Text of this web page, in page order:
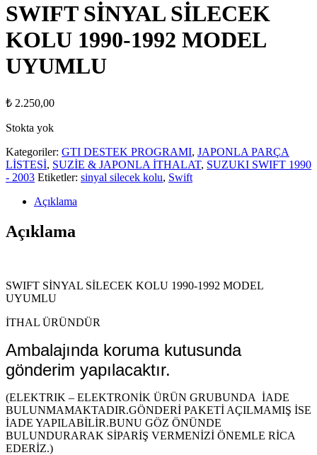
SWIFT SİNYAL SİLECEK
KOLU 1990-1992 MODEL
UYUMLU
₺ 2.250,00
Stokta yok
Kategoriler: GTI DESTEK PROGRAMI, JAPONLA PARÇA
LİSTESİ, SUZİE & JAPONLA İTHALAT, SUZUKI SWIFT 1990
- 2003 Etiketler: sinyal silecek kolu, Swift
Açıklama
Açıklama
SWIFT SİNYAL SİLECEK KOLU 1990-1992 MODEL
UYUMLU
İTHAL ÜRÜNDÜR
Ambalajında koruma kutusunda
gönderim yapılacaktır.
(ELEKTRIK – ELEKTRONİK ÜRÜN GRUBUNDA İADE
BULUNMAMAKTADIR.GÖNDERİ PAKETİ AÇILMAMIŞ İSE
İADE YAPILABİLİR.BUNU GÖZ ÖNÜNDE
BULUNDURARAK SİPARİŞ VERMENİZİ ÖNEMLE RİCA
EDERİZ.)